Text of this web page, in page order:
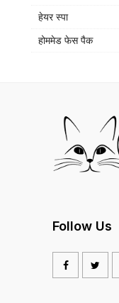
हेयर स्पा
होममेड फेस पैक
Follow Us